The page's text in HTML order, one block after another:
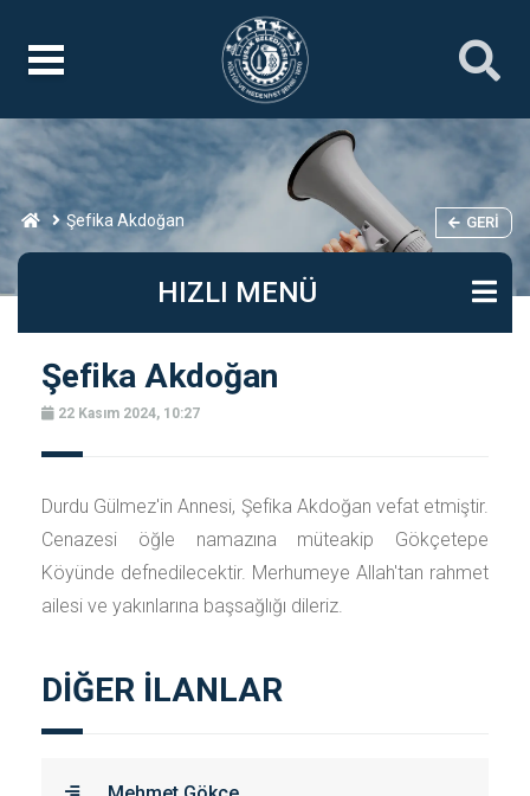
Şefika Akdoğan GERI
HIZLI MENÜ
Şefika Akdoğan
22 Kasım 2024, 10:27
Durdu Gülmez'in Annesi, Şefika Akdoğan vefat etmiştir.
Cenazesi öğle namazına müteakip Gökçetepe
Köyünde defnedilecektir. Merhumeye Allah'tan rahmet
ailesi ve yakınlarına başsağlığı dileriz.
DİĞER İLANLAR